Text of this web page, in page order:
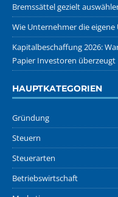
Bremssättel gezielt
Wie Unternehmer die
Kapitalbeschaffung 2026:
Papier Investoren überzeugt
HAUPTKATEGORIEN
Gründung
Steuern
Steuerarten
Betriebswirtschaft